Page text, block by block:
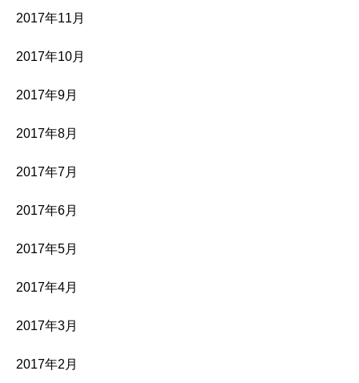
2017年11月
2017年10月
2017年9月
2017年8月
2017年7月
2017年6月
2017年5月
2017年4月
2017年3月
2017年2月